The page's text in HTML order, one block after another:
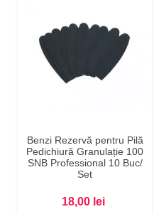
Benzi Rezervă pentru Pilă
Pedichiură Granulație 100
SNB Professional 10 Buc/
Set
18,00 lei